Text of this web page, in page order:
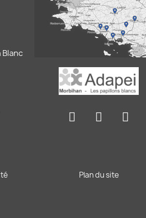
Blanc
Plan du site